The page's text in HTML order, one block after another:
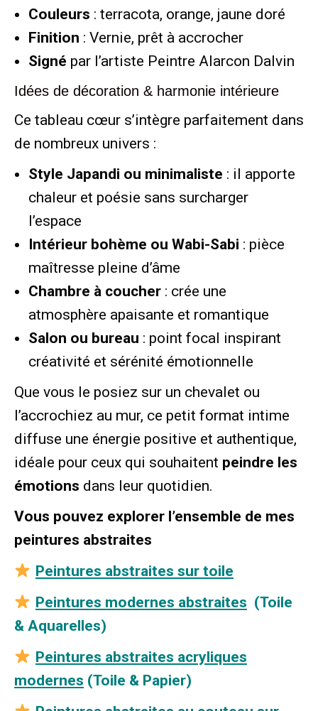
Couleurs : terracota, orange, jaune doré
Finition : Vernie, prêt à accrocher
Signé par l’artiste Peintre Alarcon Dalvin
Idées de décoration & harmonie intérieure
Ce tableau cœur s’intègre parfaitement dans
de nombreux univers :
Style Japandi ou minimaliste : il apporte
chaleur et poésie sans surcharger
l’espace
Intérieur bohème ou Wabi-Sabi : pièce
maîtresse pleine d’âme
Chambre à coucher : crée une
atmosphère apaisante et romantique
Salon ou bureau : point focal inspirant
créativité et sérénité émotionnelle
Que vous le posiez sur un chevalet ou
l’accrochiez au mur, ce petit format intime
diffuse une énergie positive et authentique,
idéale pour ceux qui souhaitent peindre les
émotions dans leur quotidien.
Vous pouvez explorer l’ensemble de mes
peintures abstraites
Peintures abstraites sur toile
Peintures modernes abstraites (Toile
& Aquarelles)
Peintures abstraites acryliques
modernes (Toile & Papier)